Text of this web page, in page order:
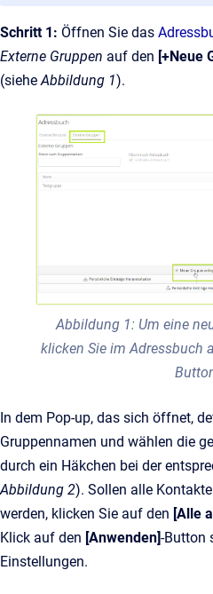
Schritt 1: Öffnen Sie das
Externe Gruppen auf den [+Neue
(sieheAbbildung 1).
Abbildung 1: Um eine
klicken Sie im Adressbuch
In dem Pop-up, das sich öffnet,
Gruppennamen und wählen die
durch ein Häkchen bei der
Abbildung 2). Sollen alle
werden, klicken Sie auf den [Alle
Klick auf den [Anwenden]-Button
Einstellungen.